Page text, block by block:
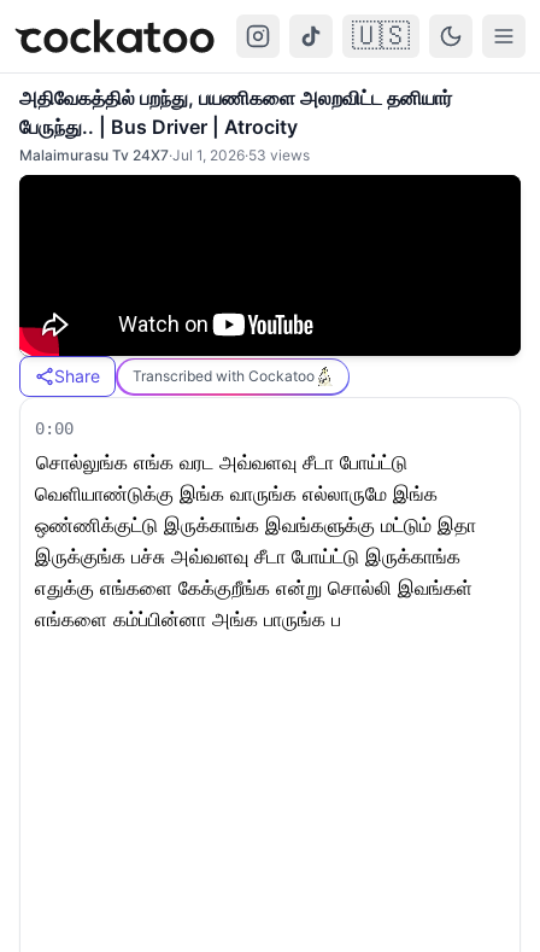
Cockatoo 🇺🇸
அதிவேகத்தில் பறந்து, பயணிகளை அலறவிட்ட தனியார்
பேருந்து.. | Bus Driver | Atrocity
Malaimurasu Tv 24X7·Jul 1, 2026·53 views
Share Transcribed with Cockatoo
0:00
சொல்லுங்க எங்க வரட அவ்வளவு சீடா போய்ட்டு
வெளியாண்டுக்கு இங்க வாருங்க எல்லாருமே இங்க
ஒண்ணிக்குட்டு இருக்காங்க இவங்களுக்கு மட்டும் இதா
இருக்குங்க பச்சு அவ்வளவு சீடா போய்ட்டு இருக்காங்க
எதுக்கு எங்களை கேக்குறீங்க என்று சொல்லி இவங்கள்
எங்களை கம்ப்பின்னா அங்க பாருங்க ப